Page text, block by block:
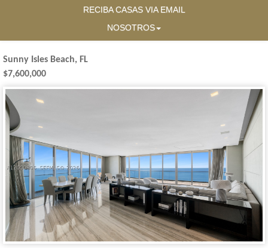
RECIBA CASAS VIA EMAIL
NOSOTROS
Sunny Isles Beach, FL
$7,600,000